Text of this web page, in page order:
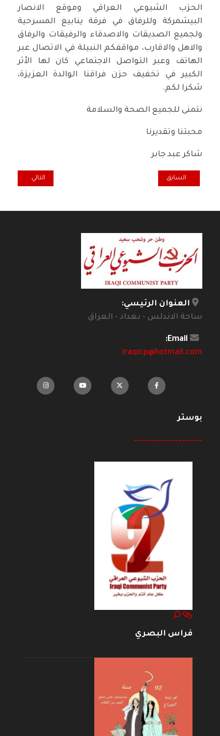
الحزب الشيوعي العراقي وموقع الانصار
البيشمركة وللرفاق في فرقة ينابيع المسرحية
ولجميع الصديقات والاصدقاء والرفيقات والرفاق
والاهل والاقارب، مواقفكم النبيلة في الاتصال عبر
الهاتف وعبر التواصل الاجتماعي كان لها الأثر
الكبير في تخفيف حزن فراقنا الوالدة العزيزة،
شكرا لكم.
نتمنى للجميع الصحة والسلامة
محبتنا وتقديرنا
شاكر عبد جابر
المقال السابق: تعازي منظمة الحزب في السويد برحيل السيدتين عودة
السابق المقال التالي:
التالي
العنوان الرئيسي:
ساحة الاندلس - بغداد - العراق
Email:
iraqicp@hotmail.com
بوستر
--------------------
فراس البصري